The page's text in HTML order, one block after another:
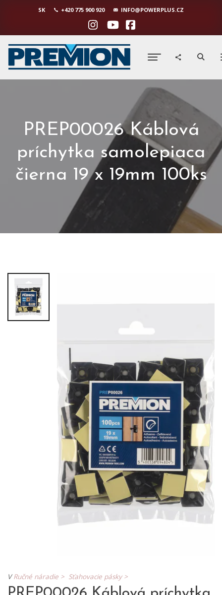
SK +420 775 900 920 INFO@POWERPLUS.CZ
PREP00026 Káblová
príchytka samolepiaca
čierna 19 x 19mm 100ks
VRučné náradie > Sťahovacie pásky >